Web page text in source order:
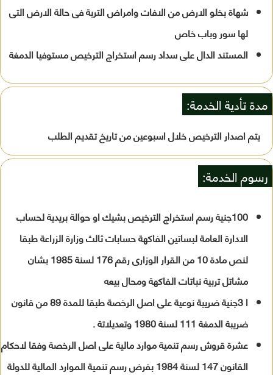
شهاة بخلو الارض من الافات وامراض التربة فى حالة الارض التى
لها سور وباب خاص
المستند الدال على سداد رسم استخراج الترخيص مستوفيا الدمغة
مدة تأدية الخدمة:
يتم اصدار الترخيص خلال اسبوعين من تاريخ تقديم الطلب
رسوم الخدمة:
100جنية رسم استخراج الترخيص بشيك او حوالة بريدية لحساب
الادارة العامة لبساتين الفاكهة حسابات ثالث وزارة الزراعة طبقا
لنص مادة 10 من القرار الوزارى رقم 176 لسنة 1985 بشان
مشاتل تربية نباتات الفاكهة ومحال بيعه
ا 3جنية ضريبة نوعية على اصل الرخصة طبقا للمدة 89 من قانون
ضريبة الدمغة 111 لسنة 1980 وتعديلاتة .
عشرة قروش رسم تنمية موارد مالية على اصل الرخصة وفقا لاحكام
القانون 147 لسنة 1984 بفرض رسم تنمية الموارد المالية للدولة